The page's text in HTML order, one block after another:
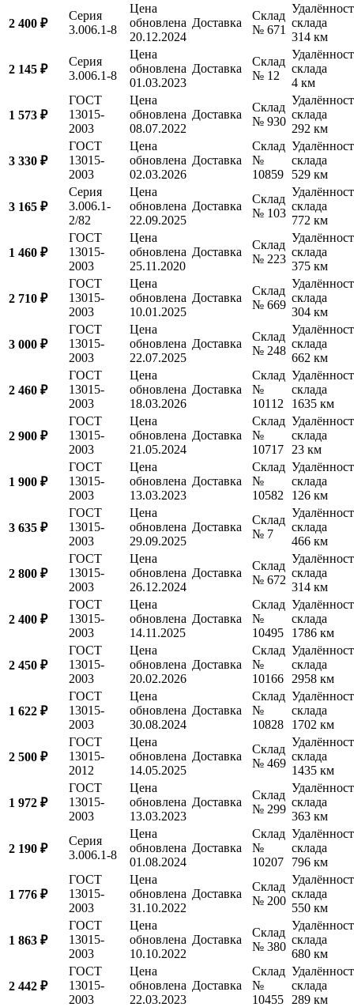
2 400 ₽
Серия
3.006.1-8
Цена
обновлена
20.12.2024
Доставка
Склад
№ 671
склада
314 км
2 145 ₽
Серия
3.006.1-8
Цена
обновлена
01.03.2023
Доставка
Склад
№ 12
склада
4 км
1 573 ₽
ГОСТ
13015-
2003
Цена
обновлена
08.07.2022
Доставка
Склад
№ 930
склада
292 км
3 330 ₽
ГОСТ
13015-
2003
Цена
обновлена
02.03.2026
Доставка
Склад
№
10859
склада
529 км
3 165 ₽
Серия
3.006.1-
2/82
Цена
обновлена
22.09.2025
Доставка
Склад
№ 103
склада
772 км
1 460 ₽
ГОСТ
13015-
2003
Цена
обновлена
25.11.2020
Доставка
Склад
№ 223
склада
375 км
2 710 ₽
ГОСТ
13015-
2003
Цена
обновлена
10.01.2025
Доставка
Склад
№ 669
склада
304 км
3 000 ₽
ГОСТ
13015-
2003
Цена
обновлена
22.07.2025
Доставка
Склад
№ 248
склада
662 км
2 460 ₽
ГОСТ
13015-
2003
Цена
обновлена
18.03.2026
Доставка
Склад
№
10112
склада
1635 км
2 900 ₽
ГОСТ
13015-
2003
Цена
обновлена
21.05.2024
Доставка
Склад
№
10717
склада
23 км
1 900 ₽
ГОСТ
13015-
2003
Цена
обновлена
13.03.2023
Доставка
Склад
№
10582
склада
126 км
3 635 ₽
ГОСТ
13015-
2003
Цена
обновлена
29.09.2025
Доставка
Склад
№ 7
склада
466 км
2 800 ₽
ГОСТ
13015-
2003
Цена
обновлена
26.12.2024
Доставка
Склад
№ 672
склада
314 км
2 400 ₽
ГОСТ
13015-
2003
Цена
обновлена
14.11.2025
Доставка
Склад
№
10495
склада
1786 км
2 450 ₽
ГОСТ
13015-
2003
Цена
обновлена
20.02.2026
Доставка
Склад
№
10166
склада
2958 км
1 622 ₽
ГОСТ
13015-
2003
Цена
обновлена
30.08.2024
Доставка
Склад
№
10828
склада
1702 км
2 500 ₽
ГОСТ
13015-
2012
Цена
обновлена
14.05.2025
Доставка
Склад
№ 469
склада
1435 км
1 972 ₽
ГОСТ
13015-
2003
Цена
обновлена
13.03.2023
Доставка
Склад
№ 299
склада
363 км
2 190 ₽
Серия
3.006.1-8
Цена
обновлена
01.08.2024
Доставка
Склад
№
10207
склада
796 км
1 776 ₽
ГОСТ
13015-
2003
Цена
обновлена
31.10.2022
Доставка
Склад
№ 200
склада
550 км
1 863 ₽
ГОСТ
13015-
2003
Цена
обновлена
10.10.2022
Доставка
Склад
№ 380
склада
680 км
2 442 ₽
ГОСТ
13015-
2003
Цена
обновлена
22.03.2023
Доставка
Склад
№
10455
склада
289 км